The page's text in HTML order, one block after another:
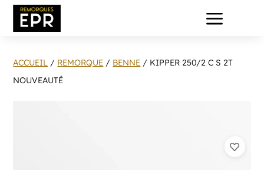
a
ACCUEIL / REMORQUE / BENNE / KIPPER 250/2 C S 2T
NOUVEAUTÉ